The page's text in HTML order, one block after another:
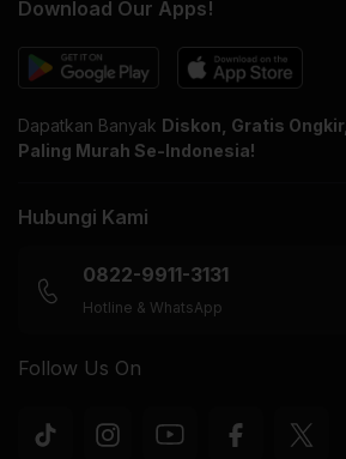
Download Our Apps!
Dapatkan Banyak Diskon, Gratis Ongkir,
Paling Murah Se-Indonesia!
Hubungi Kami
0822-9911-3131
Hotline & WhatsApp
Follow Us On